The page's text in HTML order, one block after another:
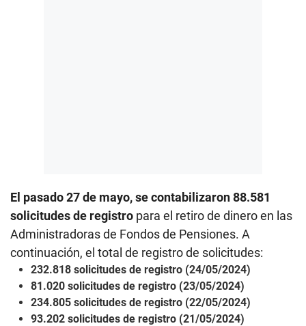
El pasado 27 de mayo, se contabilizaron 88.581
solicitudes de registro para el retiro de dinero en las
Administradoras de Fondos de Pensiones. A
continuación, el total de registro de solicitudes:
232.818 solicitudes de registro (24/05/2024)
81.020 solicitudes de registro (23/05/2024)
234.805 solicitudes de registro (22/05/2024)
93.202 solicitudes de registro (21/05/2024)